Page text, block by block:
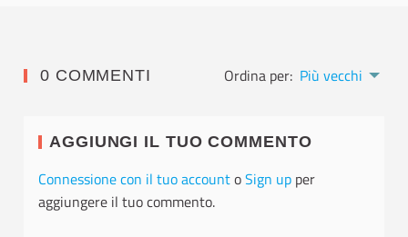
0 COMMENTI Ordina per: Più vecchi
AGGIUNGI IL TUO COMMENTO
Connessione con il tuo accountoSign up per
aggiungere il tuo commento.